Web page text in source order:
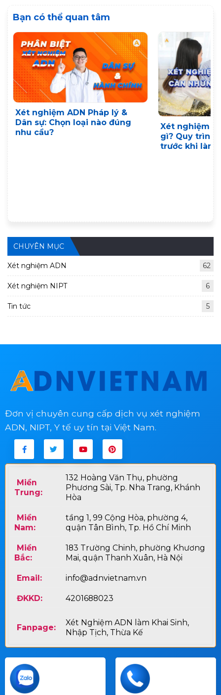
Bạn có thể quan tâm
Xét nghiệm ADN Pháp lý &
Dân sự: Chọn loại nào đúng
nhu cầu?
Xét nghiệm
gì? Quy
trước khi làm
CHUYÊN MỤC
Xét nghiệm ADN 62
Xét nghiệm NIPT 6
Tin tức 5
Đơn vị chuyên cung cấp dịch vụ xét nghiệm
ADN, NIPT, Y tế uy tín tại Việt Nam.
Miền
Trung:
132 Hoàng Văn Thụ, phường
Phương Sài, Tp. Nha Trang, Khánh
Hòa
Miền
Nam:
tầng 1, 99 Cộng Hòa, phường 4,
quận Tân Bình, Tp. Hồ Chí Minh
Miền
Bắc:
183 Trường Chinh, phường Khương
Mai, quận Thanh Xuân, Hà Nội
Email: info@adnvietnam.vn
ĐKKD: 4201688023
Fanpage:
Xét Nghiệm ADN làm Khai Sinh,
Nhập Tịch, Thừa Kế